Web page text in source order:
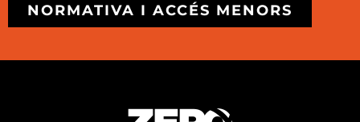
NORMATIVA I ACCÉS MENORS